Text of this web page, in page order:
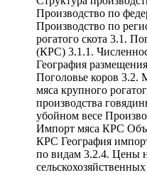
Производство по
Производство по
рогатого скота 3.1.
(КРС) 3.1.1.
География
Поголовье коров 3.2.
мяса крупного
производства
убойном весе
Импорт мяса КРС
КРС География
по видам 3.2.4. Цены